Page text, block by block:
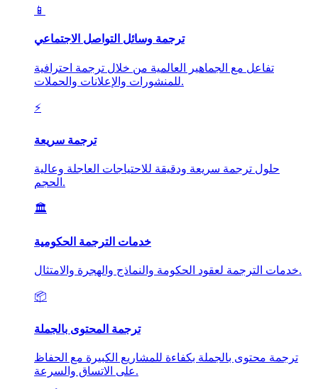
📱
ترجمة وسائل التواصل الاجتماعي
تفاعل مع الجماهير العالمية من خلال ترجمة احترافية
للمنشورات والإعلانات والحملات.
⚡
ترجمة سريعة
حلول ترجمة سريعة ودقيقة للاحتياجات العاجلة وعالية
الحجم.
🏛️
خدمات الترجمة الحكومية
خدمات الترجمة لعقود الحكومة والنماذج والهجرة والامتثال.
📦
ترجمة المحتوى بالجملة
ترجمة محتوى بالجملة بكفاءة للمشاريع الكبيرة مع الحفاظ
على الاتساق والسرعة.